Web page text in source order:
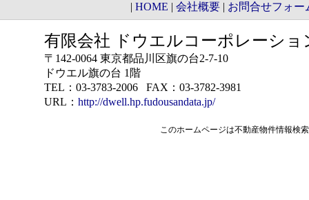
| HOME | 会社概要 | お問合せフォー
有限会社 ドウエルコーポレーショ
〒 142-0064 東京都品川区旗の台2-7-10
ドウエル旗の台 1階
TEL： 03-3783-2006
FAX：03-3782-3981
URL： http://dwell.hp.fudousandata.jp/
このホームページは不動産物件情報検